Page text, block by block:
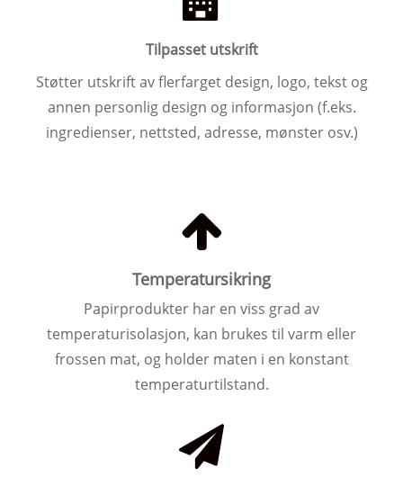
Tilpasset utskrift
Støtter utskrift av flerfarget design, logo, tekst og
annen personlig design og informasjon (f.eks.
ingredienser, nettsted, adresse, mønster osv.)
Temperatursikring
Papirprodukter har en viss grad av
temperaturisolasjon, kan brukes til varm eller
frossen mat, og holder maten i en konstant
temperaturtilstand.